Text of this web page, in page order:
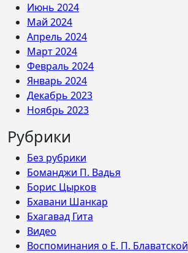
Июнь 2024
Май 2024
Апрель 2024
Март 2024
Февраль 2024
Январь 2024
Декабрь 2023
Ноябрь 2023
Рубрики
Без рубрики
Боманджи П. Вадья
Борис Цырков
Бхавани Шанкар
Бхагавад Гита
Видео
Воспоминания о Е. П. Блаватской